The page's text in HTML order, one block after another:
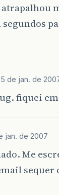
segundos
de jan. de
fiquei
jan. de 2007
Me